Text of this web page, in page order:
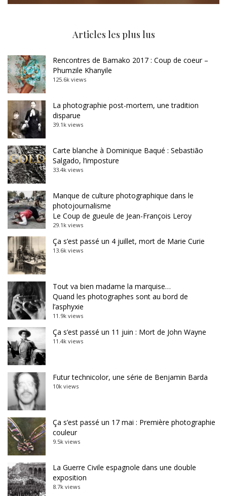
Articles les plus lus
Rencontres de Bamako 2017 : Coup de coeur –
Phumzile Khanyile
125.6k views
La photographie post-mortem, une tradition
disparue
39.1k views
Carte blanche à Dominique Baqué : Sebastião
Salgado, l’imposture
33.4k views
Manque de culture photographique dans le
photojournalisme
Le Coup de gueule de Jean-François Leroy
29.1k views
Ça s’est passé un 4 juillet, mort de Marie Curie
13.6k views
Tout va bien madame la marquise…
Quand les photographes sont au bord de
l’asphyxie
11.9k views
Ça s’est passé un 11 juin : Mort de John Wayne
11.4k views
Futur technicolor, une série de Benjamin Barda
10k views
Ça s’est passé un 17 mai : Première photographie
couleur
9.5k views
La Guerre Civile espagnole dans une double
exposition
8.7k views